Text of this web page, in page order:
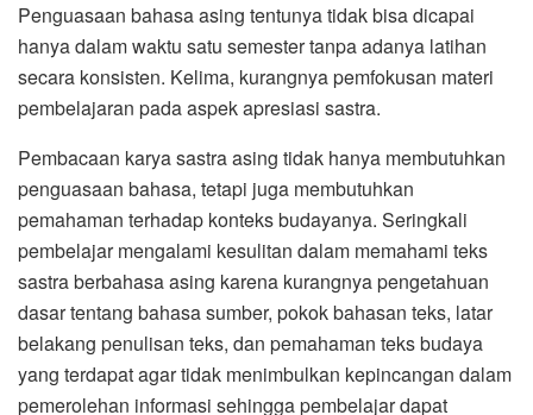
Penguasaan bahasa asing tentunya tidak bisa dicapai
hanya dalam waktu satu semester tanpa adanya latihan
secara konsisten. Kelima, kurangnya pemfokusan materi
pembelajaran pada aspek apresiasi sastra.
Pembacaan karya sastra asing tidak hanya membutuhkan
penguasaan bahasa, tetapi juga membutuhkan
pemahaman terhadap konteks budayanya. Seringkali
pembelajar mengalami kesulitan dalam memahami teks
sastra berbahasa asing karena kurangnya pengetahuan
dasar tentang bahasa sumber, pokok bahasan teks, latar
belakang penulisan teks, dan pemahaman teks budaya
yang terdapat agar tidak menimbulkan kepincangan dalam
pemerolehan informasi sehingga pembelajar dapat